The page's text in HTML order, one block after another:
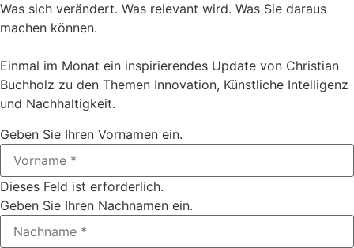
Was sich verändert. Was relevant wird. Was Sie daraus
machen können.
Einmal im Monat ein inspirierendes Update von Christian
Buchholz zu den Themen Innovation, Künstliche Intelligenz
und Nachhaltigkeit.
Geben Sie Ihren Vornamen ein.
Dieses Feld ist erforderlich.
Geben Sie Ihren Nachnamen ein.